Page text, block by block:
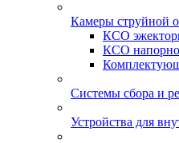
Камеры струйной
КСО
КСО
Системы сбора и
Устройства для